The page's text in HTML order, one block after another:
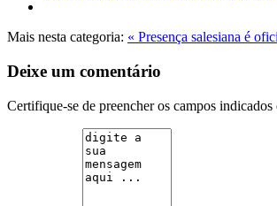
Mais nesta categoria: « Presença salesiana é
Deixe um comentário
Certifique-se de preencher os campos